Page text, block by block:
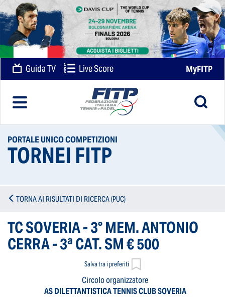
Guida TV Live Score MyFITP
PORTALE UNICO COMPETIZIONI
TORNEI FITP
TORNA AI RISULTATI DI RICERCA (PUC)
TC SOVERIA - 3° MEM. ANTONIO
CERRA - 3ª CAT. SM € 500
Circolo organizzatore
AS DILETTANTISTICA TENNIS CLUB SOVERIA
Salva tra i preferiti